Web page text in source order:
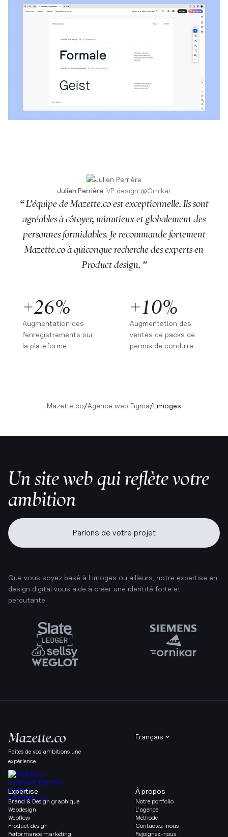
Julien Perrière VP design @Ornikar
“ L’équipe de Mazette.co est exceptionnelle. Ils sont
agréables à côtoyer, minutieux et globalement des
personnes formidables. Je recommande fortement
Mazette.co à quiconque recherche des experts en
Product design. ”
+26%
Augmentation des
l'enregistrements sur
la plateforme
+10%
Augmentation des
ventes de packs de
permis de conduire
Mazette.co/Agence web Figma/Limoges
Un site web qui reflète votre
ambition
Parlons de votre projet
Que vous soyez basé à Limoges ou ailleurs, notre expertise en
design digital vous aide à créer une identité forte et
percutante.
Faites de vos ambitions une
expérience
Français
À propos
Notre portfolio
L’agence
Méthode
Contactez-nous
Rejoignez-nous
Expertise
Brand & Design graphique
Webdesign
Webflow
Product design
Performance marketing